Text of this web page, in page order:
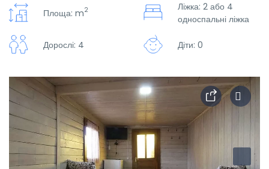
Площа: m2
Ліжка: 2 або 4
односпальні ліжка
Дорослі: 4 Діти: 0